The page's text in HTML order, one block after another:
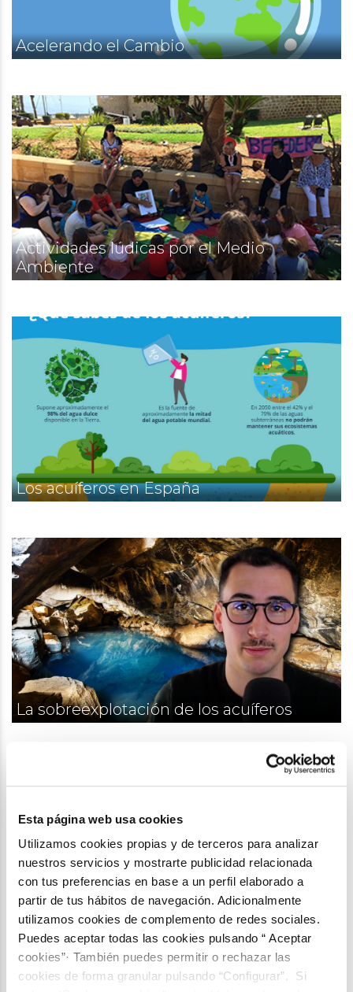
Esta página web usa cookies
Utilizamos cookies propias y de terceros para analizar
nuestros servicios y mostrarte publicidad relacionada
con tus preferencias en base a un perfil elaborado a
partir de tus hábitos de navegación. Adicionalmente
utilizamos cookies de complemento de redes sociales.
Puedes aceptar todas las cookies pulsando “ Aceptar
cookies”· También puedes permitir o rechazar las
cookies de forma granular pulsando “Configurar”. Si
Acelerando el Cambio
Actividades lúdicas por el Medio
Ambiente
Los acuíferos en España
La sobreexplotación de los acuíferos
Agricultura, juventud y emprendimiento
social